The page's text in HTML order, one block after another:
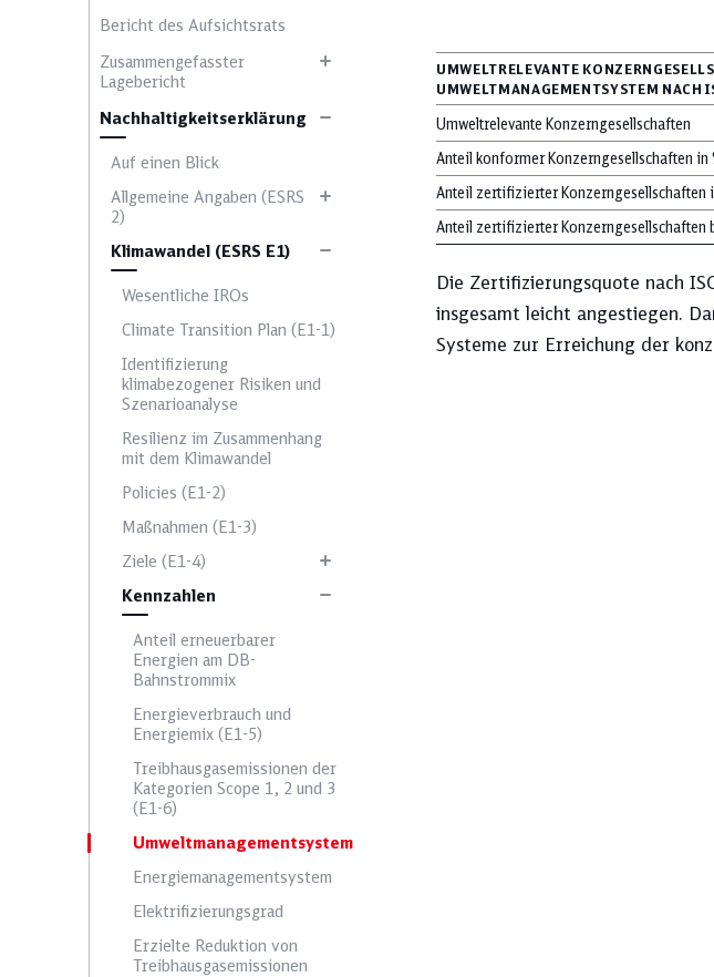
Bericht des Aufsichtsrats
Zusammengefasster
Lagebericht
Nachhaltigkeitserklärung
Auf einen Blick
Allgemeine Angaben (ESRS
2)
Klimawandel (ESRS E1)
Wesentliche IROs
Climate Transition Plan (E1-1)
Identifizierung
klimabezogener Risiken und
Szenarioanalyse
Resilienz im Zusammenhang
mit dem Klimawandel
Policies (E1-2)
Maßnahmen (E1-3)
Ziele (E1-4)
Kennzahlen
Anteil erneuerbarer
Energien am DB-
Bahnstrommix
Energieverbrauch und
Energiemix (E1-5)
Treibhausgasemissionen der
Kategorien Scope 1, 2 und 3
(E1-6)
Umweltmanagementsystem
Energiemanagementsystem
Elektrifizierungsgrad
Erzielte Reduktion von
Treibhausgasemissionen
UMWELTRELEVANTE
UMWELTMANAGEMENTSYSTEM NACH
Umweltrelevante Konzerngesellschaften
Anteil konformer Konzerngesellschaften in
Anteil zertifizierter Konzerngesellschaften
Anteil zertifizierter Konzerngesellschaften
Die Zertifizierungsquote nach
insgesamt leicht angestiegen.
Systeme zur Erreichung der
Wählen Sie ein Thema aus, und
Ausblick Berichtsstandards
Finanzierung
Klimaschutz
Mitarbeitendenzufriedenheit
Umsatz